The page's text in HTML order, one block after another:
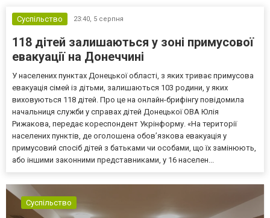
Суспільство 23:40, 5 серпня
118 дітей залишаються у зоні примусової
евакуації на Донеччині
У населених пунктах Донецької області, з яких триває примусова
евакуація сімей із дітьми, залишаються 103 родини, у яких
виховуються 118 дітей. Про це на онлайн-брифінгу повідомила
начальниця служби у справах дітей Донецької ОВА Юлія
Рижакова, передає кореспондент Укрінформу. «На території
населених пунктів, де оголошена обов’язкова евакуація у
примусовий спосіб дітей з батьками чи особами, що їх замінюють,
або іншими законними представниками, у 16 населен...
Суспільство